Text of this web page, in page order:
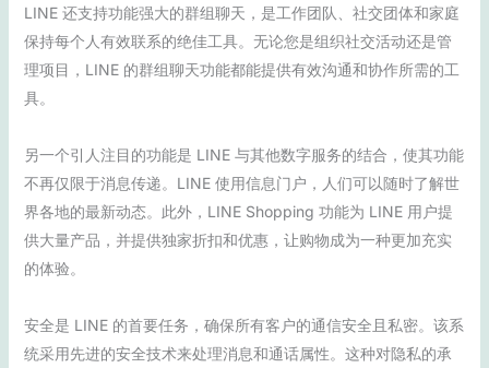
LINE 还支持功能强大的群组聊天，是工作团队、社交团体和家庭
保持每个人有效联系的绝佳工具。无论您是组织社交活动还是管
理项目，LINE 的群组聊天功能都能提供有效沟通和协作所需的工
具。
另一个引人注目的功能是 LINE 与其他数字服务的结合，使其功能
不再仅限于消息传递。LINE 使用信息门户，人们可以随时了解世
界各地的最新动态。此外，LINE Shopping 功能为 LINE 用户提
供大量产品，并提供独家折扣和优惠，让购物成为一种更加充实
的体验。
安全是 LINE 的首要任务，确保所有客户的通信安全且私密。该系
统采用先进的安全技术来处理消息和通话属性。这种对隐私的承